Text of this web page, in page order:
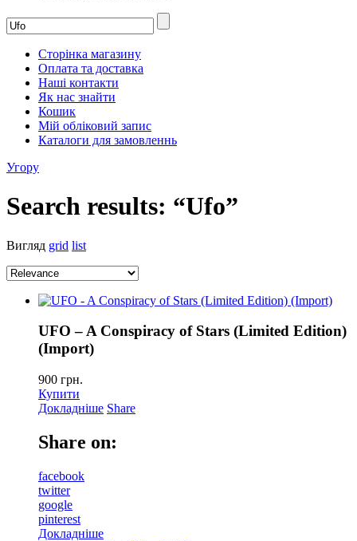
Сторінка магазину
Оплата та доставка
Наші контакти
Як нас знайти
Кошик
Мій обліковий запис
Каталоги для замовленнь
Угору
Search results: “Ufo”
Вигляд grid list
UFO – A Conspiracy of Stars (Limited Edition)
(Import)
900 грн.
Купити
Докладніше Share
Share on:
facebook
twitter
google
pinterest
Докладніше